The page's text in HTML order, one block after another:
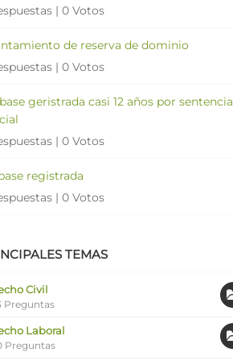
| 0 Votos
de reserva de dominio
| 0 Votos
geristrada casi 12 años por sentencia
| 0 Votos
registrada
| 0 Votos
TEMAS
Civil
Preguntas
Laboral
Preguntas